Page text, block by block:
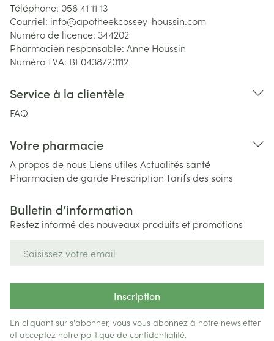
Téléphone: 056 41 11 13
Courriel: info@apotheekcossey-houssin.com
Numéro de licence: 344202
Pharmacien responsable: Anne Houssin
Numéro TVA: BE0438720112
Service à la clientèle
FAQ
Votre pharmacie
A propos de nous Liens utiles Actualités santé
Pharmacien de garde PrescriptionTarifs des soins
Bulletin d’information
Restez informé des nouveaux produits et promotions
Inscription
En cliquant sur s'abonner, vous vous abonnez à notre newsletter
et acceptez notre politique de confidentialité.